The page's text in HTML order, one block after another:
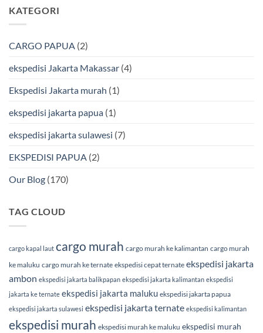
Bmp
Cargo
Laut
Bersama
&
pada
Ekspedisi
Laut
BMP
KATEGORI
CARGO PAPUA (2)
ekspedisi Jakarta Makassar (4)
Ekspedisi Jakarta murah (1)
ekspedisi jakarta papua (1)
ekspedisi jakarta sulawesi (7)
EKSPEDISI PAPUA (2)
Our Blog (170)
TAG CLOUD
cargo kapal laut cargo murah cargo murah ke kalimantan cargo murah
ke maluku cargo murah ke ternate ekspedisi cepat ternate ekspedisi jakarta
ambon ekspedisi jakarta balikpapan ekspedisi jakarta kalimantan ekspedisi
jakarta ke ternate ekspedisi jakarta maluku ekspedisi jakarta papua
ekspedisi jakarta sulawesi ekspedisi jakarta ternate ekspedisi kalimantan
ekspedisi murah ekspedisi murah ke maluku ekspedisi murah